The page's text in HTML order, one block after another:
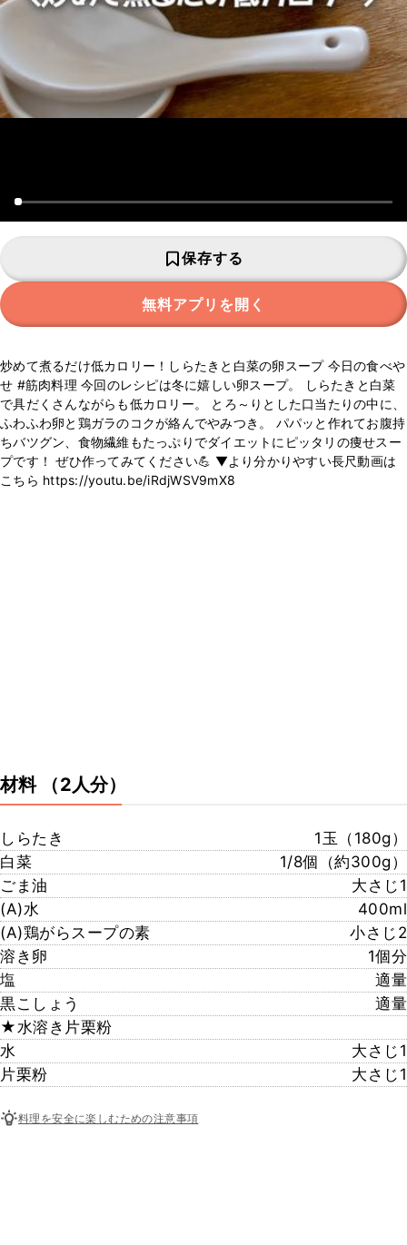
保存する
無料アプリを開く
炒めて煮るだけ低カロリー！しらたきと白菜の卵スープ 今日の食べや
せ #筋肉料理 今回のレシピは冬に嬉しい卵スープ。 しらたきと白菜
で具だくさんながらも低カロリー。 とろ～りとした口当たりの中に、
ふわふわ卵と鶏ガラのコクが絡んでやみつき。 パパッと作れてお腹持
ちバツグン、食物繊維もたっぷりでダイエットにピッタリの痩せスー
プです！ ぜひ作ってみてください💪 ▼より分かりやすい長尺動画は
こちら https://youtu.be/iRdjWSV9mX8
材料 （2人分）
しらたき
1玉（180g）
白菜
1/8個（約300g）
ごま油
大さじ1
(A)水
400ml
(A)鶏がらスープの素
小さじ2
溶き卵
1個分
塩
適量
黒こしょう
適量
★水溶き片栗粉
水
大さじ1
片栗粉
大さじ1
料理を安全に楽しむための注意事項